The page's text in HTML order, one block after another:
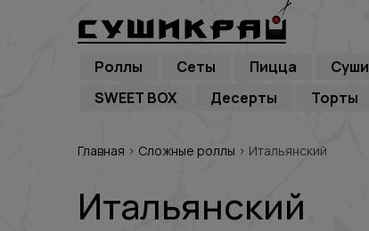
Роллы Сеты Пицца Суши
SWEET BOX
Десерты Торты
Главная › Сложные роллы › Итальянский
Итальянский